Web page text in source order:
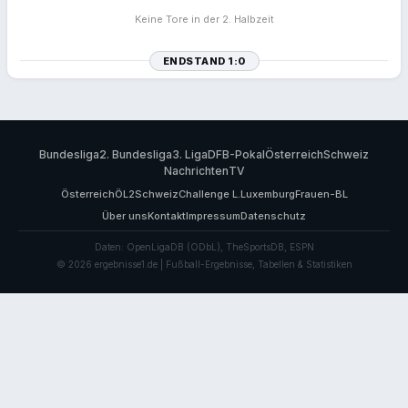
Keine Tore in der 2. Halbzeit
ENDSTAND 1:0
Bundesliga2. Bundesliga3. LigaDFB-PokalÖsterreichSchweiz
NachrichtenTV
ÖsterreichÖL2SchweizChallenge L.LuxemburgFrauen-BL
Über unsKontaktImpressumDatenschutz
Daten: OpenLigaDB (ODbL), TheSportsDB, ESPN
© 2026 ergebnisse1.de | Fußball-Ergebnisse, Tabellen & Statistiken